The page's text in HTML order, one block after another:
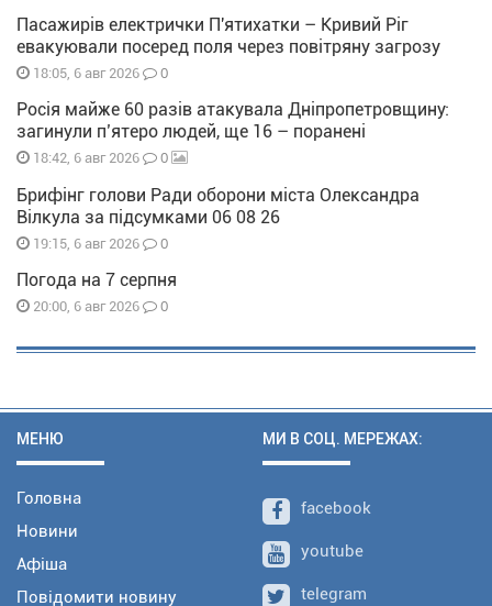
Пасажирів електрички П'ятихатки – Кривий Ріг
евакуювали посеред поля через повітряну загрозу
18:05, 6 авг 2026 0
Росія майже 60 разів атакувала Дніпропетровщину:
загинули п’ятеро людей, ще 16 – поранені
18:42, 6 авг 2026 0
Брифінг голови Ради оборони міста Олександра
Вілкула за підсумками 06 08 26
19:15, 6 авг 2026 0
Погода на 7 серпня
20:00, 6 авг 2026 0
МЕНЮ
Головна
Новини
Афіша
Повідомити новину
МИ В СОЦ. МЕРЕЖАХ:
facebook
youtube
telegram